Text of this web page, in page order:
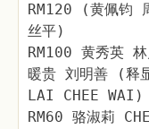
RM120 (黄佩钧
丝平)
RM100 黄秀英
暖贵 刘明善 (释
LAI CHEE WAI)
RM60 骆淑莉